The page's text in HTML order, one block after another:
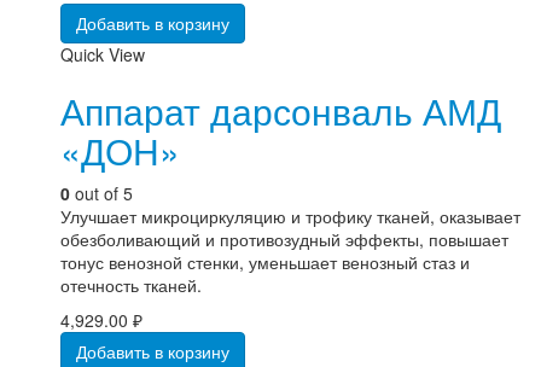
Добавить в корзину
Quick View
Аппарат дарсонваль АМД
«ДОН»
0 out of 5
Улучшает микроциркуляцию и трофику тканей, оказывает
обезболивающий и противозудный эффекты, повышает
тонус венозной стенки, уменьшает венозный стаз и
отечность тканей.
4,929.00 ₽
Добавить в корзину